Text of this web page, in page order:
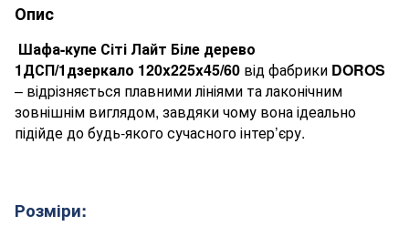
Опис
Шафа-купе Сіті Лайт Біле дерево
1ДСП/1дзеркало 120x225x45/60 від фабрики DOROS
– відрізняється плавними лініями та лаконічним
зовнішнім виглядом, завдяки чому вона ідеально
підійде до будь-якого сучасного інтер’єру.
Розміри: